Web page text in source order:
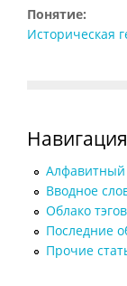
Понятие:
Историческая
Навигация
Вводное
Облако тэгов
Последние
Прочие